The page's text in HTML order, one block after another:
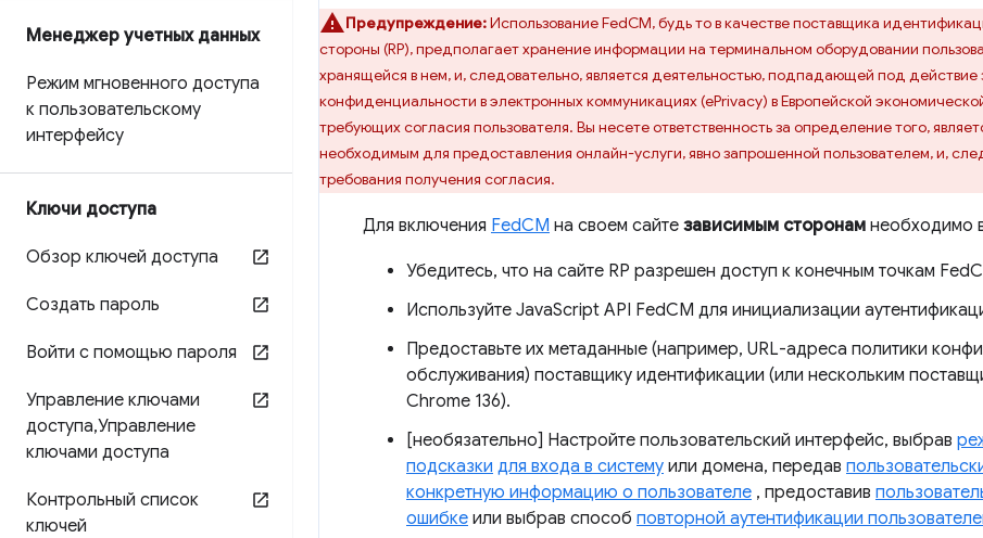
Менеджер учетных данных
Режим мгновенного доступа
к пользовательскому
интерфейсу
Ключи доступа
Обзор ключей доступа
Создать пароль
Войти с помощью пароля
Управление ключами
доступа,Управление
ключами доступа
Контрольный список
ключей
Предупреждение:Использование FedCM, будь то в качестве поставщика
стороны (RP), предполагает хранение информации на терминальном оборудовании
хранящейся в нем, и, следовательно, является деятельностью, подпадающей под действие
конфиденциальности в электронных коммуникациях (ePrivacy) в Европейской
требующих согласия пользователя. Вы несете ответственность за определение того,
необходимым для предоставления онлайн-услуги, явно запрошенной пользователем, и,
требования получения согласия.
Для включения FedCM на своем сайте зависимым сторонам необходимо
Убедитесь, что на сайте RP разрешен доступ к конечным точкам
Используйте JavaScript API FedCM для инициализации
Предоставьте их метаданные (например, URL-адреса политики
обслуживания) поставщику идентификации (или нескольким
Chrome 136).
[необязательно] Настройте пользовательский интерфейс, выбрав
подсказки для входа в систему или домена, передав
конкретную информацию о пользователе , предоставив
ошибке или выбрав способ повторной аутентификации